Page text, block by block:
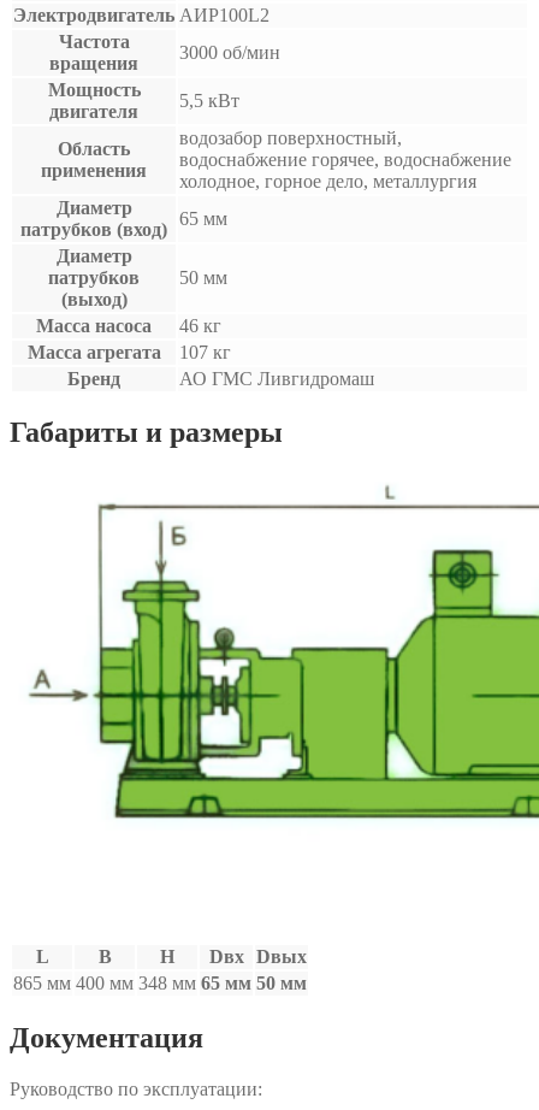
Электродвигатель АИР100L2
Частота
вращения
3000 об/мин
Мощность
двигателя
5,5 кВт
Область
применения
водозабор поверхностный,
водоснабжение горячее, водоснабжение
холодное, горное дело, металлургия
Диаметр
патрубков (вход)
65 мм
Диаметр
патрубков
(выход)
50 мм
Масса насоса
46 кг
Масса агрегата
107 кг
Бренд
АО ГМС Ливгидромаш
Габариты и размеры
L B H Dвх
Dвых
865 мм 400 мм 348 мм 65 мм 50 мм
Документация
Руководство по эксплуатации: